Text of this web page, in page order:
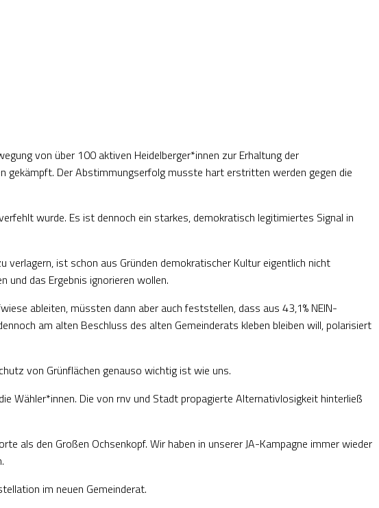
von über 100 aktiven Heidelberger*innen zur Erhaltung der
gekämpft. Der Abstimmungserfolg musste hart erstritten werden gegen die
wurde. Es ist dennoch ein starkes, demokratisch legitimiertes Signal in
ist schon aus Gründen demokratischer Kultur eigentlich nicht
und das Ergebnis ignorieren wollen.
ableiten, müssten dann aber auch feststellen, dass aus 43,1% NEIN-
am alten Beschluss des alten Gemeinderats kleben bleiben will, polarisiert
von Grünflächen genauso wichtig ist wie uns.
Wähler*innen. Die von rnv und Stadt propagierte Alternativlosigkeit hinterließ
als den Großen Ochsenkopf. Wir haben in unserer JA-Kampagne immer wieder
im neuen Gemeinderat.